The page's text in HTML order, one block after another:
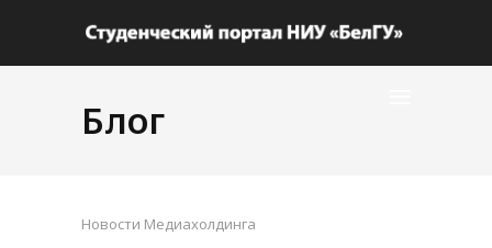
Блог
Новости Медиахолдинга